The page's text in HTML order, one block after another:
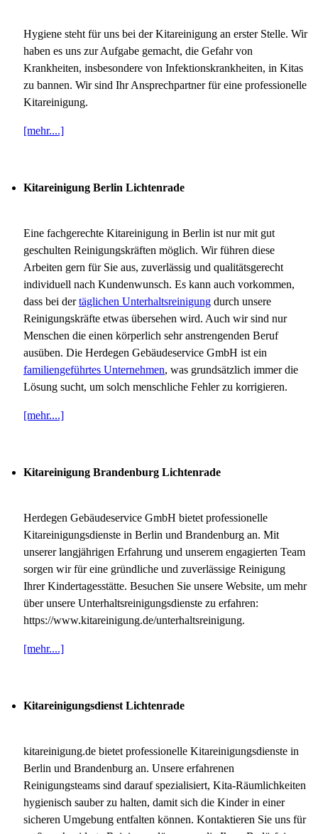
Hygiene steht für uns bei der Kitareinigung an erster Stelle. Wir
haben es uns zur Aufgabe gemacht, die Gefahr von
Krankheiten, insbesondere von Infektionskrankheiten, in Kitas
zu bannen. Wir sind Ihr Ansprechpartner für eine professionelle
Kitareinigung.
[mehr....]
Kitareinigung Berlin Lichtenrade
Eine fachgerechte Kitareinigung in Berlin ist nur mit gut
geschulten Reinigungskräften möglich. Wir führen diese
Arbeiten gern für Sie aus, zuverlässig und qualitätsgerecht
individuell nach Kundenwunsch. Es kann auch vorkommen,
dass bei dertäglichen Unterhaltsreinigung durch unsere
Reinigungskräfte etwas übersehen wird. Auch wir sind nur
Menschen die einen körperlich sehr anstrengenden Beruf
ausüben. Die Herdegen Gebäudeservice GmbH ist ein
familiengeführtes Unternehmen, was grundsätzlich immer die
Lösung sucht, um solch menschliche Fehler zu korrigieren.
[mehr....]
Kitareinigung Brandenburg Lichtenrade
Herdegen Gebäudeservice GmbH bietet professionelle
Kitareinigungsdienste in Berlin und Brandenburg an. Mit
unserer langjährigen Erfahrung und unserem engagierten Team
sorgen wir für eine gründliche und zuverlässige Reinigung
Ihrer Kindertagesstätte. Besuchen Sie unsere Website, um mehr
über unsere Unterhaltsreinigungsdienste zu erfahren:
https://www.kitareinigung.de/unterhaltsreinigung.
[mehr....]
Kitareinigungsdienst Lichtenrade
kitareinigung.de bietet professionelle Kitareinigungsdienste in
Berlin und Brandenburg an. Unsere erfahrenen
Reinigungsteams sind darauf spezialisiert, Kita-Räumlichkeiten
hygienisch sauber zu halten, damit sich die Kinder in einer
sicheren Umgebung entfalten können. Kontaktieren Sie uns für